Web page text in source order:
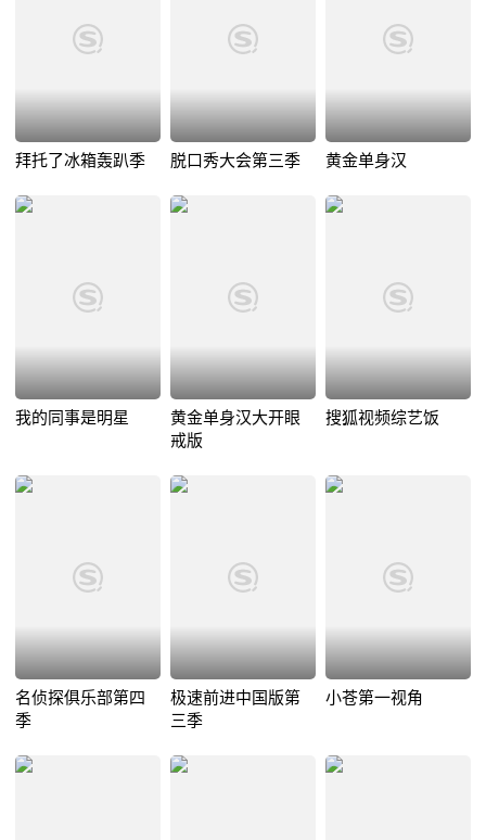
拜托了冰箱轰趴季 脱口秀大会第三季 黄金单身汉
我的同事是明星
黄金单身汉大开眼
戒版
搜狐视频综艺饭
名侦探俱乐部第四
季
极速前进中国版第
三季
小苍第一视角